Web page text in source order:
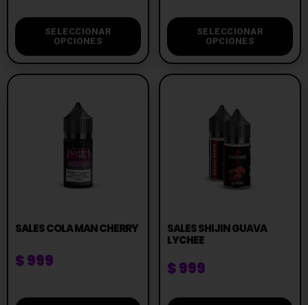
SELECCIONAR
OPCIONES
SELECCIONAR
OPCIONES
SALES COLA MAN CHERRY
$999
SALES SHIJIN GUAVA
LYCHEE
$999